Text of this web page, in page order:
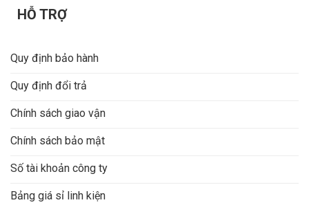
HỖ TRỢ
Quy định bảo hành
Quy định đổi trả
Chính sách giao vận
Chính sách bảo mật
Số tài khoản công ty
Bảng giá sỉ linh kiện